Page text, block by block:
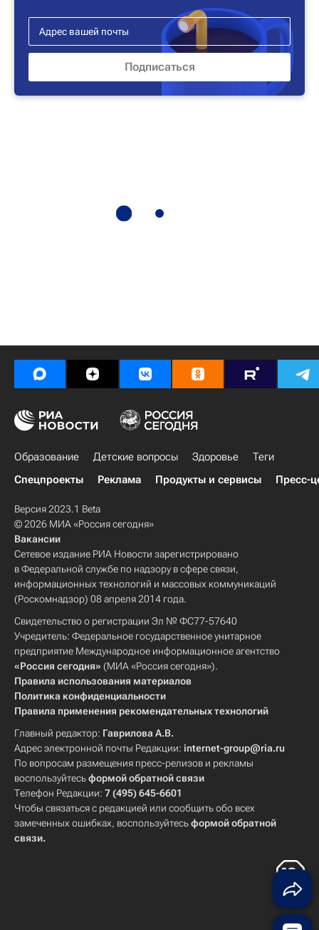
Образование Детские вопросы Здоровье
Теги
Спецпроекты
Реклама Продукты и сервисы Пресс-
Версия 2023.1 Beta
© 2026 МИА «Россия сегодня»
Вакансии
Сетевое издание РИА Новости зарегистрировано
в Федеральной службе по надзору в сфере связи,
информационных технологий и массовых коммуникаций
(Роскомнадзор) 08 апреля 2014 года.
Свидетельство о регистрации Эл № ФС77-57640
Учредитель: Федеральное государственное унитарное
предприятие Международное информационное агентство
«Россия сегодня» (МИА «Россия сегодня»).
Правила использования материалов
Политика конфиденциальности
Правила применения рекомендательных технологий
Главный редактор: Гаврилова А.В.
Адрес электронной почты Редакции: internet-group@ria.ru
По вопросам размещения пресс-релизов и рекламы
воспользуйтесьформой обратной связи
Телефон Редакции: 7 (495) 645-6601
Чтобы связаться с редакцией или сообщить обо всех
замеченных ошибках, воспользуйтесьформой обратной
связи.